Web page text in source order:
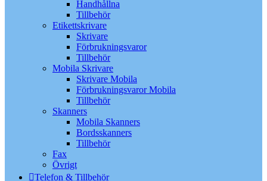
Handhållna
Tillbehör
Etikettskrivare
Skrivare
Förbrukningsvaror
Tillbehör
Mobila Skrivare
Skrivare Mobila
Förbrukningsvaror Mobila
Tillbehör
Skanners
Mobila Skanners
Bordsskanners
Tillbehör
Fax
Övrigt
Telefon & Tillbehör